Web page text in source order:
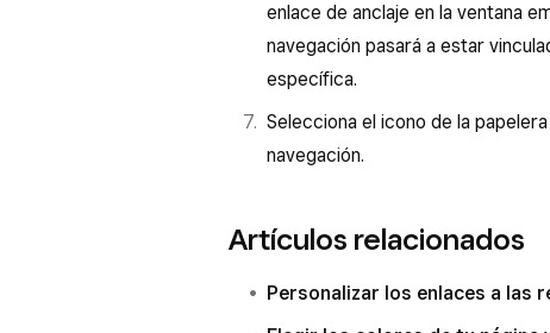
enlace de anclaje en la ventana
navegación pasará a estar
específica.
Selecciona el icono de la
navegación.
Artículos relacionados
Personalizar los enlaces a las